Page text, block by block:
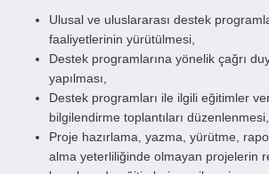
Ulusal ve uluslararası destek
faaliyetlerinin yürütülmesi,
Destek programlarına yönelik çağrı
yapılması,
Destek programları ile ilgili eğitimler
bilgilendirme toplantıları düzenlenmesi,
Proje hazırlama, yazma, yürütme,
alma yeterliliğinde olmayan projelerin